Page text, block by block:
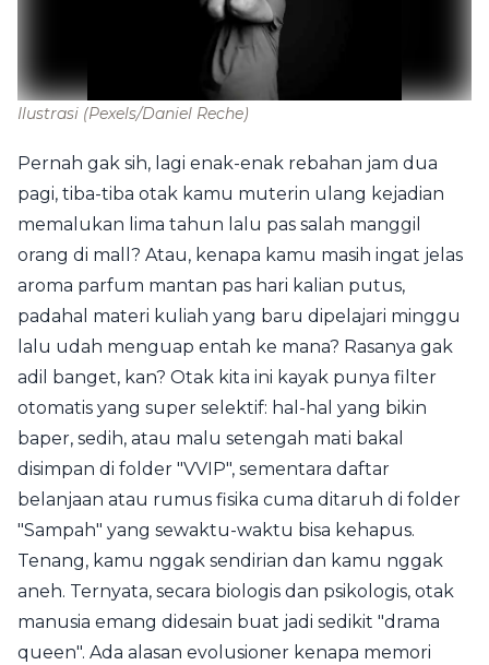
Ilustrasi (Pexels/Daniel Reche)
Pernah gak sih, lagi enak-enak rebahan jam dua
pagi, tiba-tiba otak kamu muterin ulang kejadian
memalukan lima tahun lalu pas salah manggil
orang di mall? Atau, kenapa kamu masih ingat jelas
aroma parfum mantan pas hari kalian putus,
padahal materi kuliah yang baru dipelajari minggu
lalu udah menguap entah ke mana? Rasanya gak
adil banget, kan? Otak kita ini kayak punya filter
otomatis yang super selektif: hal-hal yang bikin
baper, sedih, atau malu setengah mati bakal
disimpan di folder "VVIP", sementara daftar
belanjaan atau rumus fisika cuma ditaruh di folder
"Sampah" yang sewaktu-waktu bisa kehapus.
Tenang, kamu nggak sendirian dan kamu nggak
aneh. Ternyata, secara biologis dan psikologis, otak
manusia emang didesain buat jadi sedikit "drama
queen". Ada alasan evolusioner kenapa memori